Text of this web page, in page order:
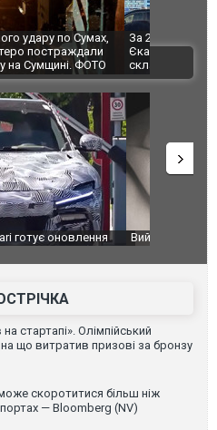
кордону з Україною: в
дронів загорівся
ВІДЕО
"Мої
легендарного
стартапі». Олімпійський
що витратив призові за бронзу
скоротитися більш ніж
— Bloomberg (NV)